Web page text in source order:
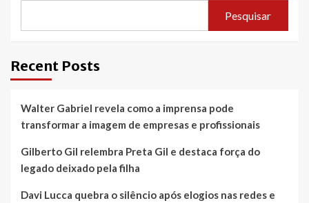
Pesquisar
Recent Posts
Walter Gabriel revela como a imprensa pode
transformar a imagem de empresas e profissionais
Gilberto Gil relembra Preta Gil e destaca força do
legado deixado pela filha
Davi Lucca quebra o silêncio após elogios nas redes e